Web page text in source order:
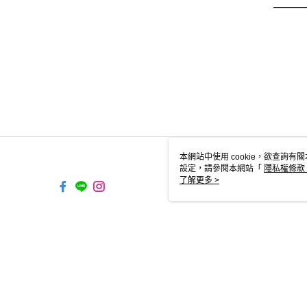
本網站中使用 cookie，欲查詢有
設定，請參閱本網站「 隱私權條款
使用 cookie。
了解更多 >